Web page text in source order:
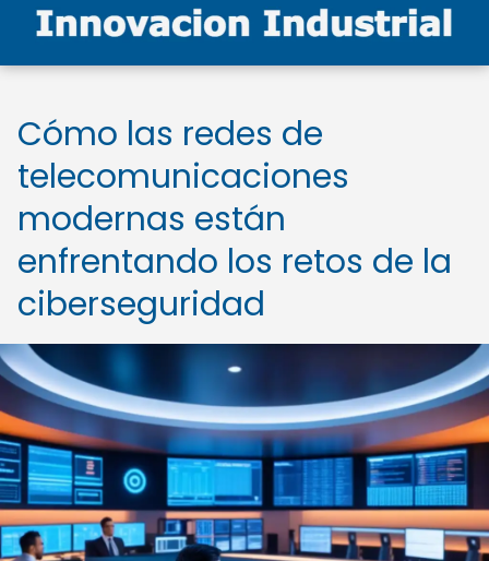
Cómo las redes de
telecomunicaciones
modernas están
enfrentando los retos de la
ciberseguridad